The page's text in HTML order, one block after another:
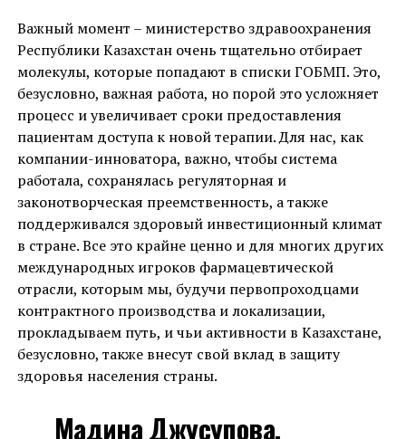
Важный момент – министерство здравоохранения
Республики Казахстан очень тщательно отбирает
молекулы, которые попадают в списки ГОБМП. Это,
безусловно, важная работа, но порой это усложняет
процесс и увеличивает сроки предоставления
пациентам доступа к новой терапии. Для нас, как
компании-инноватора, важно, чтобы система
работала, сохранялась регуляторная и
законотворческая преемственность, а также
поддерживался здоровый инвестиционный климат
в стране. Все это крайне ценно и для многих других
международных игроков фармацевтической
отрасли, которым мы, будучи первопроходцами
контрактного производства и локализации,
прокладываем путь, и чьи активности в Казахстане,
безусловно, также внесут свой вклад в защиту
здоровья населения страны.
Мадина Джусупова,